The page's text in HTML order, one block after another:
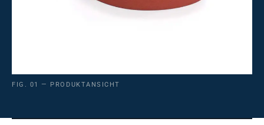
FIG. 01 — PRODUKTANSICHT